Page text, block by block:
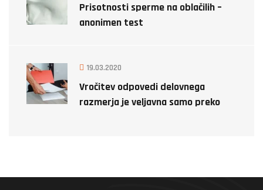
Prisotnosti sperme na oblačilih –
anonimen test
19.03.2020
Vročitev odpovedi delovnega
razmerja je veljavna samo preko